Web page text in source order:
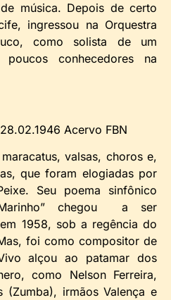
música. Depois de certo
ingressou na Orquestra
como solista de um
conhecedores na
Acervo FBN
valsas, choros e,
que foram elogiadas por
Seu poema sinfônico
chegou a ser
1958, sob a regência do
foi como compositor de
alçou ao patamar dos
como Nelson Ferreira,
(Zumba), irmãos Valença e